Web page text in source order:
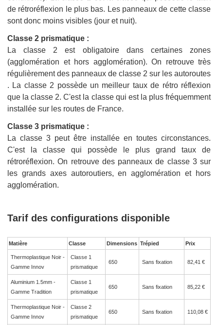
de rétroréflexion le plus bas. Les panneaux de cette classe
sont donc moins visibles (jour et nuit).
Classe 2 prismatique :
La classe 2 est obligatoire dans certaines zones
(agglomération et hors agglomération). On retrouve très
régulièrement des panneaux de classe 2 sur les autoroutes
. La classe 2 possède un meilleur taux de rétro réflexion
que la classe 2. C'est la classe qui est la plus fréquemment
installée sur les routes de France.
Classe 3 prismatique :
La classe 3 peut être installée en toutes circonstances.
C'est la classe qui possède le plus grand taux de
rétroréflexion. On retrouve des panneaux de classe 3 sur
les grands axes autoroutiers, en agglomération et hors
agglomération.
Tarif des configurations disponible
Matière Classe Dimensions Trépied Prix
Thermoplastique Noir -
Gamme Innov
Classe 1
prismatique
650 Sans fixation 82,41 €
Aluminium 1.5mm -
Gamme Tradition
Classe 1
prismatique
650 Sans fixation 85,22 €
Thermoplastique Noir -
Gamme Innov
Classe 2
prismatique
650 Sans fixation 110,08 €